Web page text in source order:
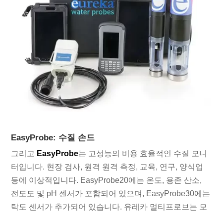
EasyProbe: 수질 손드
그리고 EasyProbe는 고성능의 비용 효율적인 수질 모니
터입니다. 현장 검사, 원격 원격 측정, 교육, 연구, 양식업
등에 이상적입니다. EasyProbe20에는 온도, 용존 산소,
전도도 및 pH 센서가 포함되어 있으며, EasyProbe30에는
탁도 센서가 추가되어 있습니다. 유레카 멀티프로브는 모